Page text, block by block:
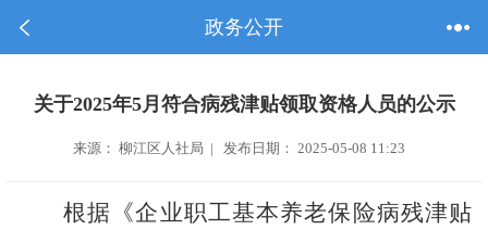
政务公开
关于2025年5月符合病残津贴领取资格人员的公示
来源： 柳江区人社局 | 发布日期： 2025-05-08 11:23
根据《企业职工基本养老保险病残津贴